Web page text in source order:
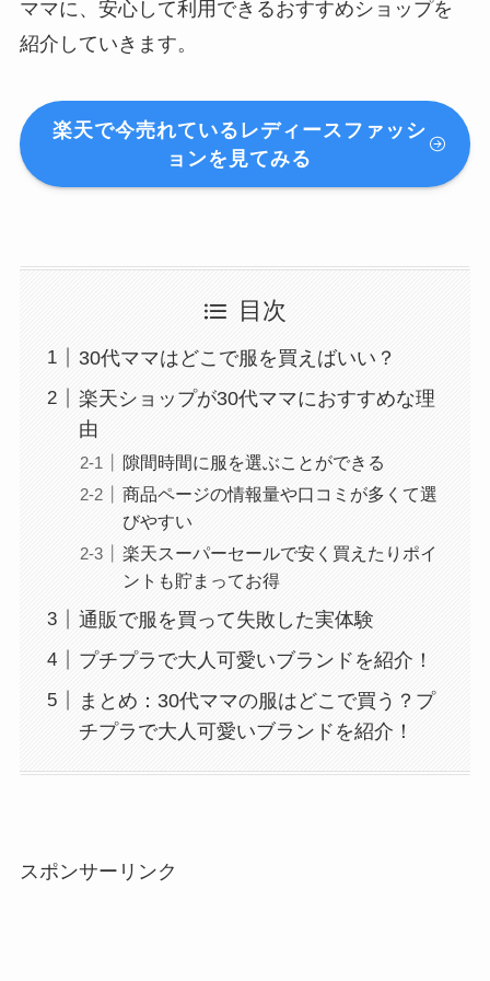
ママに、安心して利用できるおすすめショップを
紹介していきます。
楽天で今売れているレディースファッシ
ョンを見てみる
目次
30代ママはどこで服を買えばいい？
楽天ショップが30代ママにおすすめな理
由
隙間時間に服を選ぶことができる
商品ページの情報量や口コミが多くて選
びやすい
楽天スーパーセールで安く買えたりポイ
ントも貯まってお得
通販で服を買って失敗した実体験
プチプラで大人可愛いブランドを紹介！
まとめ：30代ママの服はどこで買う？プ
チプラで大人可愛いブランドを紹介！
スポンサーリンク